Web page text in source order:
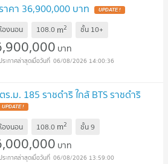
าคา 36,900,000 บาท UPDATE !
องนอน 108.0 m2 ชั้น 10+
บาท
06/08/2026 14:00:36
.ม. 185 ราชดำริ ใกล้ BTS ราชดำริ
UPDATE !
องนอน 108.0 m2 ชั้น9
บาท
06/08/2026 13:59:00